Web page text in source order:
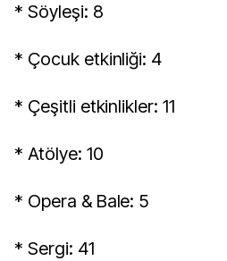
* Söyleşi: 8
* Çocuk etkinliği: 4
* Çeşitli etkinlikler: 11
* Atölye: 10
* Opera & Bale: 5
* Sergi: 41